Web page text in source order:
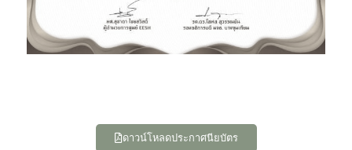
ดาวน์โหลดประกาศนียบัตร